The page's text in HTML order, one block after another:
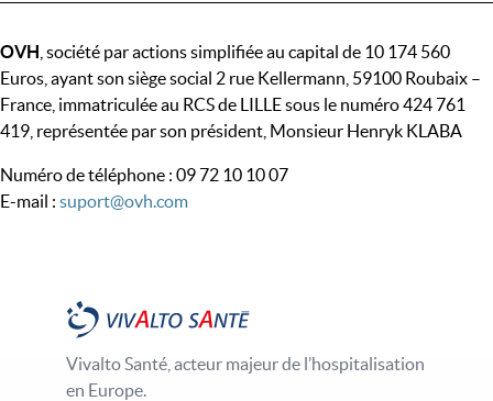
OVH , société par actions simplifiée au capital de 10 174 560
Euros, ayant son siège social 2 rue Kellermann, 59100 Roubaix –
France, immatriculée au RCS de LILLE sous le numéro 424 761
419, représentée par son président, Monsieur Henryk KLABA
Numéro de téléphone : 09 72 10 10 07
E-mail : suport@ovh.com
Vivalto Santé, acteur majeur de l’hospitalisation
en Europe.